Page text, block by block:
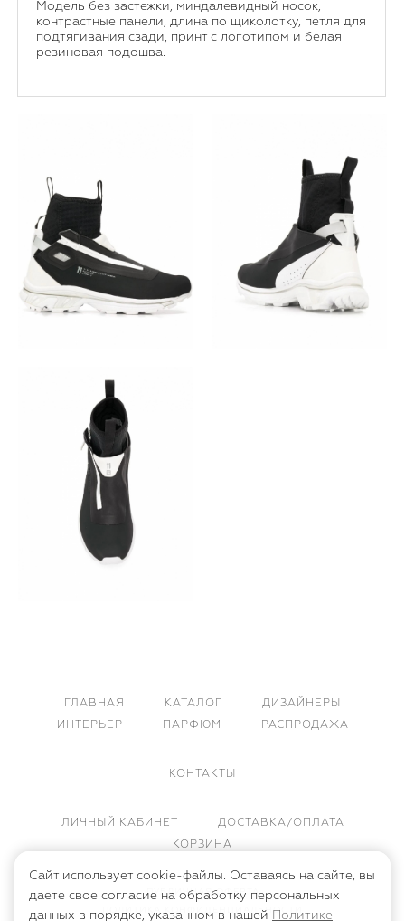
Модель без застежки, миндалевидный носок,
контрастные панели, длина по щиколотку, петля для
подтягивания сзади, принт с логотипом и белая
резиновая подошва.
ГЛАВНАЯ КАТАЛОГ
ДИЗАЙНЕРЫ
ИНТЕРЬЕР
ПАРФЮМ РАСПРОДАЖА
КОНТАКТЫ
ЛИЧНЫЙ КАБИНЕТ
ДОСТАВКА/ОПЛАТА
КОРЗИНА
ПУБЛИЧНАЯ ОФЕРТА
ПОЛИТИКА КОНФИДЕНЦИАЛЬНОСТИ
Сайт использует cookie-файлы. Оставаясь на сайте, вы
даете свое согласие на обработку персональных
данных в порядке, указанном в нашей Политике